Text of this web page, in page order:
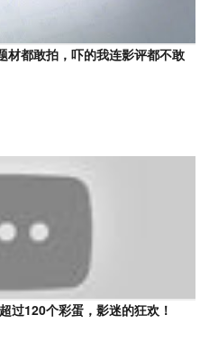
材都敢拍，吓的我连影评都不敢
过120个彩蛋，影迷的狂欢！